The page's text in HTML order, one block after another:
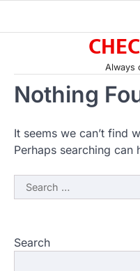
Always
Nothing
It seems we can’t find
Perhaps searching can
Search
for:
Search